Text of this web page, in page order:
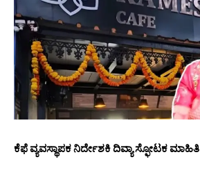
ಕೆಫೆ ವ್ಯವಸ್ಥಾಪಕ ನಿರ್ದೇಶಕಿ ದಿವ್ಯಾ ಸ್ಫೋಟಕ ಮಾಹಿತಿ